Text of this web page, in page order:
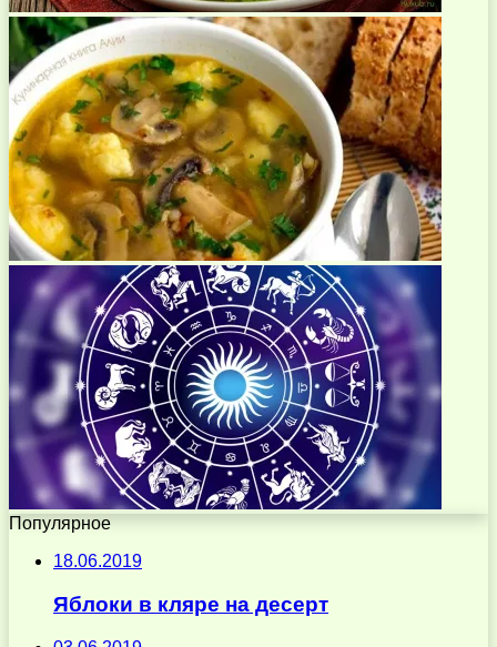
Популярное
18.06.2019
Яблоки в кляре на десерт